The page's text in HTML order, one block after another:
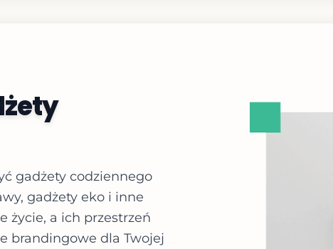
gadżety codziennego
gadżety eko i inne
życie, a ich przestrzeń
brandingowe dla Twojej